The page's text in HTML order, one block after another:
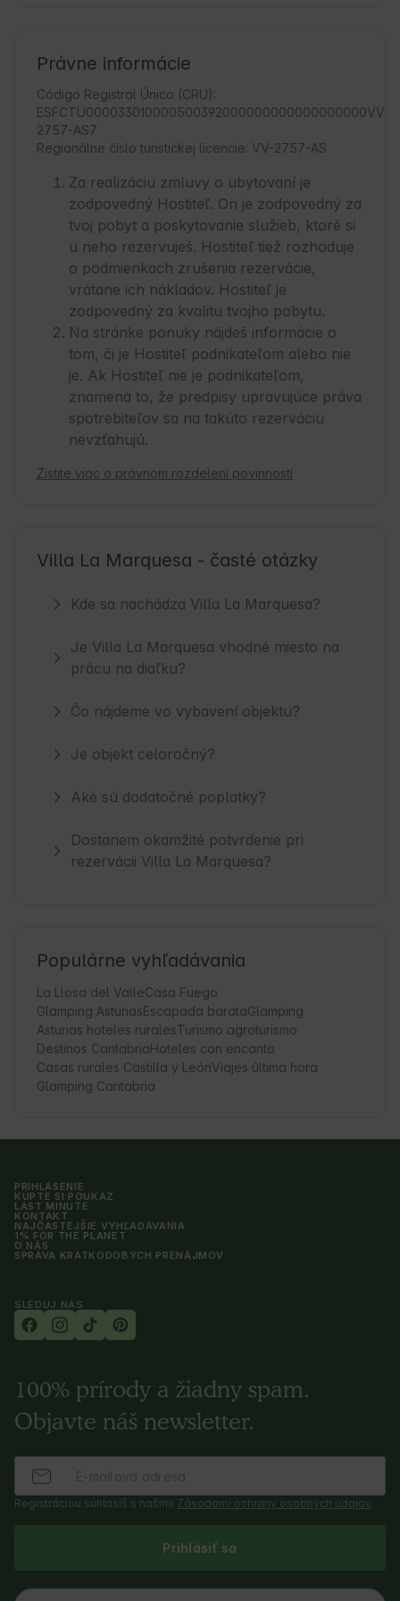
Právne informácie
Código Registral Único (CRU):
ESFCTU000033010000500392000000000000000000VV-
2757-AS7
Regionálne číslo turistickej licencie: VV-2757-AS
Za realizáciu zmluvy o ubytovaní je
zodpovedný Hostiteľ. On je zodpovedný za
tvoj pobyt a poskytovanie služieb, ktoré si
u neho rezervuješ. Hostiteľ tiež rozhoduje
o podmienkach zrušenia rezervácie,
vrátane ich nákladov. Hostiteľ je
zodpovedný za kvalitu tvojho pobytu.
Na stránke ponuky nájdeš informácie o
tom, či je Hostiteľ podnikateľom alebo nie
je. Ak Hostiteľ nie je podnikateľom,
znamená to, že predpisy upravujúce práva
spotrebiteľov sa na takúto rezerváciu
nevzťahujú.
Zistite viac o právnom rozdelení povinností
Villa La Marquesa - časté otázky
Kde sa nachádza Villa La Marquesa?
Je Villa La Marquesa vhodné miesto na
prácu na diaľku?
Čo nájdeme vo vybavení objektu?
Je objekt celoročný?
Aké sú dodatočné poplatky?
Dostanem okamžité potvrdenie pri
rezervácii Villa La Marquesa?
Populárne vyhľadávania
La Llosa del ValleCasa Fuego
Glamping AsturiasEscapada barataGlamping
Asturias hoteles ruralesTurismo agroturismo
Destinos CantabriaHoteles con encanto
Casas rurales Castilla y LeónViajes última hora
Glamping Cantabria
PRIHLÁSENIE
KÚPTE SI POUKAZ
LAST MINUTE
KONTAKT
NAJČASTEJŠIE VYHĽADÁVANIA
1% FOR THE PLANET
O NÁS
SPRÁVA KRÁTKODOBÝCH PRENÁJMOV
SLEDUJ NÁS
100% prírody a žiadny spam.
Objavte náš newsletter.
Registráciou súhlasíš s našimi Zásadami ochrany osobných údajov.
Prihlásiť sa